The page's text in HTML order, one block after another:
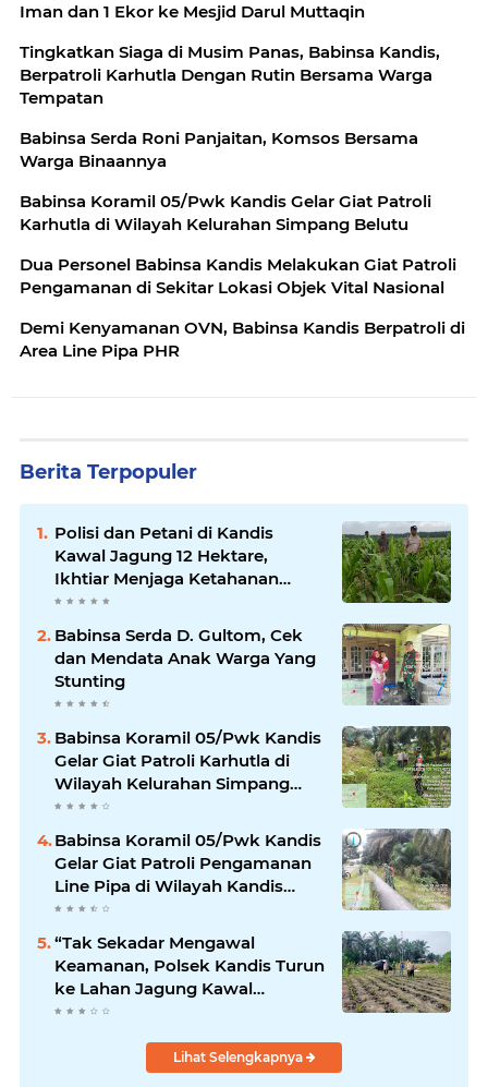
Iman dan 1 Ekor ke Mesjid Darul Muttaqin
Tingkatkan Siaga di Musim Panas, Babinsa Kandis,
Berpatroli Karhutla Dengan Rutin Bersama Warga
Tempatan
Babinsa Serda Roni Panjaitan, Komsos Bersama
Warga Binaannya
Babinsa Koramil 05/Pwk Kandis Gelar Giat Patroli
Karhutla di Wilayah Kelurahan Simpang Belutu
Dua Personel Babinsa Kandis Melakukan Giat Patroli
Pengamanan di Sekitar Lokasi Objek Vital Nasional
Demi Kenyamanan OVN, Babinsa Kandis Berpatroli di
Area Line Pipa PHR
Berita Terpopuler
Polisi dan Petani di Kandis
Kawal Jagung 12 Hektare,
Ikhtiar Menjaga Ketahanan
Pangan
Babinsa Serda D. Gultom, Cek
dan Mendata Anak Warga Yang
Stunting
Babinsa Koramil 05/Pwk Kandis
Gelar Giat Patroli Karhutla di
Wilayah Kelurahan Simpang
Belutu
Babinsa Koramil 05/Pwk Kandis
Gelar Giat Patroli Pengamanan
Line Pipa di Wilayah Kandis
Kandis
“Tak Sekadar Mengawal
Keamanan, Polsek Kandis Turun
ke Lahan Jagung Kawal
Ketahanan Pangan
Lihat Selengkapnya